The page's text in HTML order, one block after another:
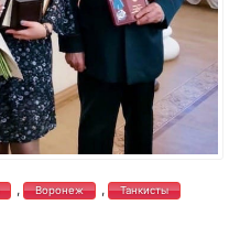
, Воронеж , Танкисты